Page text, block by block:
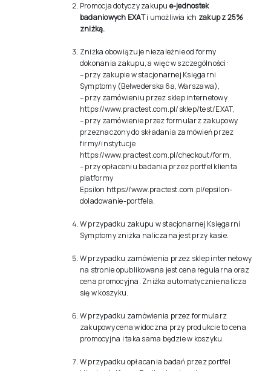
Promocja dotyczy zakupu e-jednostek
badaniowych EXATi umożliwia ich zakup z 25%
zniżką.
Zniżka obowiązuje niezależnie od formy
dokonania zakupu, a więc w szczególności:
– przy zakupie w stacjonarnej Księgarni
Symptomy (Belwederska 6a, Warszawa),
– przy zamówieniu przez sklep internetowy
https://www.practest.com.pl/sklep/test/EXAT,
– przy zamówienie przez formularz zakupowy
przeznaczony do składania zamówień przez
firmy/instytucje
https://www.practest.com.pl/checkout/form,
– przy opłaceniu badania przez portfel klienta
platformy
Epsilon https://www.practest.com.pl/epsilon-
doladowanie-portfela.
W przypadku zakupu w stacjonarnej Księgarni
Symptomy zniżka naliczana jest przy kasie.
W przypadku zamówienia przez sklep internetowy
na stronie opublikowana jest cena regularna oraz
cena promocyjna. Zniżka automatycznie nalicza
się w koszyku.
W przypadku zamówienia przez formularz
zakupowy cena widoczna przy produkcie to cena
promocyjna i taka sama będzie w koszyku.
W przypadku opłacania badań przez portfel